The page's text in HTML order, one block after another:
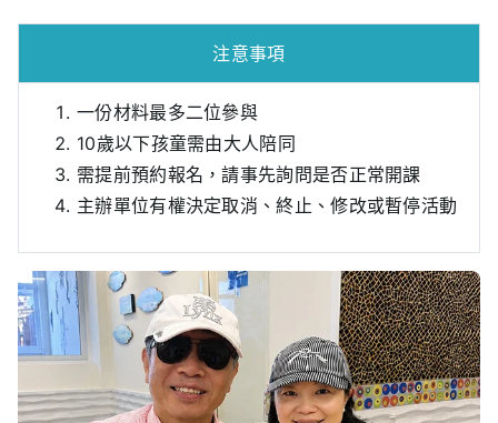
注意事項
一份材料最多二位參與
10歲以下孩童需由大人陪同
需提前預約報名，請事先詢問是否正常開課
主辦單位有權決定取消、終止、修改或暫停活動